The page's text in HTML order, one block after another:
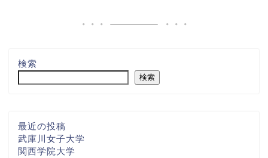
検索
検索
最近の投稿
武庫川女子大学
関西学院大学